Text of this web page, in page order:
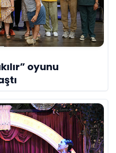
oyunu